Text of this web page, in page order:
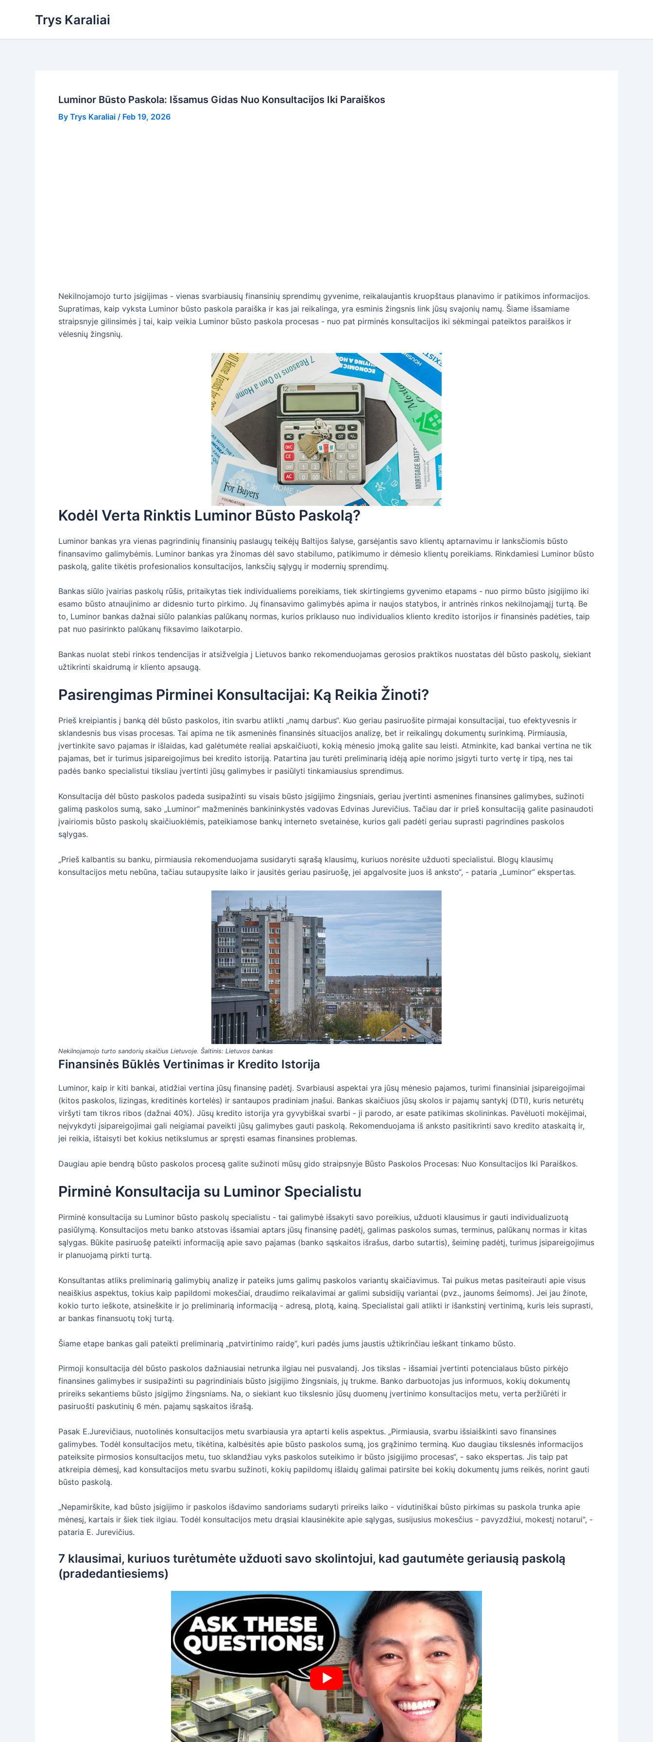
Trys Karaliai
Luminor Būsto Paskola: Išsamus Gidas Nuo Konsultacijos Iki Paraiškos
By Trys Karaliai / Feb 19, 2026
Nekilnojamojo turto įsigijimas - vienas svarbiausių finansinių sprendimų gyvenime, reikalaujantis kruopštaus planavimo ir patikimos informacijos.
Supratimas, kaip vyksta Luminor būsto paskola paraiška ir kas jai reikalinga, yra esminis žingsnis link jūsų svajonių namų. Šiame išsamiame
straipsnyje gilinsimės į tai, kaip veikia Luminor būsto paskola procesas - nuo pat pirminės konsultacijos iki sėkmingai pateiktos paraiškos ir
vėlesnių žingsnių.
Kodėl Verta Rinktis Luminor Būsto Paskolą?
Luminor bankas yra vienas pagrindinių finansinių paslaugų teikėjų Baltijos šalyse, garsėjantis savo klientų aptarnavimu ir lanksčiomis būsto
finansavimo galimybėmis. Luminor bankas yra žinomas dėl savo stabilumo, patikimumo ir dėmesio klientų poreikiams. Rinkdamiesi Luminor būsto
paskolą, galite tikėtis profesionalios konsultacijos, lanksčių sąlygų ir modernių sprendimų.
Bankas siūlo įvairias paskolų rūšis, pritaikytas tiek individualiems poreikiams, tiek skirtingiems gyvenimo etapams - nuo pirmo būsto įsigijimo iki
esamo būsto atnaujinimo ar didesnio turto pirkimo. Jų finansavimo galimybės apima ir naujos statybos, ir antrinės rinkos nekilnojamąjį turtą. Be
to, Luminor bankas dažnai siūlo palankias palūkanų normas, kurios priklauso nuo individualios kliento kredito istorijos ir finansinės padėties, taip
pat nuo pasirinkto palūkanų fiksavimo laikotarpio.
Bankas nuolat stebi rinkos tendencijas ir atsižvelgia į Lietuvos banko rekomenduojamas gerosios praktikos nuostatas dėl būsto paskolų, siekiant
užtikrinti skaidrumą ir kliento apsaugą.
Pasirengimas Pirminei Konsultacijai: Ką Reikia Žinoti?
Prieš kreipiantis į banką dėl būsto paskolos, itin svarbu atlikti „namų darbus“. Kuo geriau pasiruošite pirmajai konsultacijai, tuo efektyvesnis ir
sklandesnis bus visas procesas. Tai apima ne tik asmeninės finansinės situacijos analizę, bet ir reikalingų dokumentų surinkimą. Pirmiausia,
įvertinkite savo pajamas ir išlaidas, kad galėtumėte realiai apskaičiuoti, kokią mėnesio įmoką galite sau leisti. Atminkite, kad bankai vertina ne tik
pajamas, bet ir turimus įsipareigojimus bei kredito istoriją. Patartina jau turėti preliminarią idėją apie norimo įsigyti turto vertę ir tipą, nes tai
padės banko specialistui tiksliau įvertinti jūsų galimybes ir pasiūlyti tinkamiausius sprendimus.
Konsultacija dėl būsto paskolos padeda susipažinti su visais būsto įsigijimo žingsniais, geriau įvertinti asmenines finansines galimybes, sužinoti
galimą paskolos sumą, sako „Luminor“ mažmeninės bankininkystės vadovas Edvinas Jurevičius. Tačiau dar ir prieš konsultaciją galite pasinaudoti
įvairiomis būsto paskolų skaičiuoklėmis, pateikiamose bankų interneto svetainėse, kurios gali padėti geriau suprasti pagrindines paskolos
sąlygas.
„Prieš kalbantis su banku, pirmiausia rekomenduojama susidaryti sąrašą klausimų, kuriuos norėsite užduoti specialistui. Blogų klausimų
konsultacijos metu nebūna, tačiau sutaupysite laiko ir jausitės geriau pasiruošę, jei apgalvosite juos iš anksto“, - pataria „Luminor“ ekspertas.
Nekilnojamojo turto sandorių skaičius Lietuvoje. Šaltinis: Lietuvos bankas
Finansinės Būklės Vertinimas ir Kredito Istorija
Luminor, kaip ir kiti bankai, atidžiai vertina jūsų finansinę padėtį. Svarbiausi aspektai yra jūsų mėnesio pajamos, turimi finansiniai įsipareigojimai
(kitos paskolos, lizingas, kreditinės kortelės) ir santaupos pradiniam įnašui. Bankas skaičiuos jūsų skolos ir pajamų santykį (DTI), kuris neturėtų
viršyti tam tikros ribos (dažnai 40%). Jūsų kredito istorija yra gyvybiškai svarbi - ji parodo, ar esate patikimas skolininkas. Pavėluoti mokėjimai,
neįvykdyti įsipareigojimai gali neigiamai paveikti jūsų galimybes gauti paskolą. Rekomenduojama iš anksto pasitikrinti savo kredito ataskaitą ir,
jei reikia, ištaisyti bet kokius netikslumus ar spręsti esamas finansines problemas.
Daugiau apie bendrą būsto paskolos procesą galite sužinoti mūsų gido straipsnyje Būsto Paskolos Procesas: Nuo Konsultacijos Iki Paraiškos.
Pirminė Konsultacija su Luminor Specialistu
Pirminė konsultacija su Luminor būsto paskolų specialistu - tai galimybė išsakyti savo poreikius, užduoti klausimus ir gauti individualizuotą
pasiūlymą. Konsultacijos metu banko atstovas išsamiai aptars jūsų finansinę padėtį, galimas paskolos sumas, terminus, palūkanų normas ir kitas
sąlygas. Būkite pasiruošę pateikti informaciją apie savo pajamas (banko sąskaitos išrašus, darbo sutartis), šeiminę padėtį, turimus įsipareigojimus
ir planuojamą pirkti turtą.
Konsultantas atliks preliminarią galimybių analizę ir pateiks jums galimų paskolos variantų skaičiavimus. Tai puikus metas pasiteirauti apie visus
neaiškius aspektus, tokius kaip papildomi mokesčiai, draudimo reikalavimai ar galimi subsidijų variantai (pvz., jaunoms šeimoms). Jei jau žinote,
kokio turto ieškote, atsineškite ir jo preliminarią informaciją - adresą, plotą, kainą. Specialistai gali atlikti ir išankstinį vertinimą, kuris leis suprasti,
ar bankas finansuotų tokį turtą.
Šiame etape bankas gali pateikti preliminarią „patvirtinimo raidę“, kuri padės jums jaustis užtikrinčiau ieškant tinkamo būsto.
Pirmoji konsultacija dėl būsto paskolos dažniausiai netrunka ilgiau nei pusvalandį. Jos tikslas - išsamiai įvertinti potencialaus būsto pirkėjo
finansines galimybes ir susipažinti su pagrindiniais būsto įsigijimo žingsniais, jų trukme. Banko darbuotojas jus informuos, kokių dokumentų
prireiks sekantiems būsto įsigijmo žingsniams. Na, o siekiant kuo tikslesnio jūsų duomenų įvertinimo konsultacijos metu, verta peržiūrėti ir
pasiruošti paskutinių 6 mėn. pajamų sąskaitos išrašą.
Pasak E.Jurevičiaus, nuotolinės konsultacijos metu svarbiausia yra aptarti kelis aspektus. „Pirmiausia, svarbu išsiaiškinti savo finansines
galimybes. Todėl konsultacijos metu, tikėtina, kalbėsitės apie būsto paskolos sumą, jos grąžinimo terminą. Kuo daugiau tikslesnės informacijos
pateiksite pirmosios konsultacijos metu, tuo sklandžiau vyks paskolos suteikimo ir būsto įsigijimo procesas“, - sako ekspertas. Jis taip pat
atkreipia dėmesį, kad konsultacijos metu svarbu sužinoti, kokių papildomų išlaidų galimai patirsite bei kokių dokumentų jums reikės, norint gauti
būsto paskolą.
„Nepamirškite, kad būsto įsigijimo ir paskolos išdavimo sandoriams sudaryti prireiks laiko - vidutiniškai būsto pirkimas su paskola trunka apie
mėnesį, kartais ir šiek tiek ilgiau. Todėl konsultacijos metu drąsiai klausinėkite apie sąlygas, susijusius mokesčius - pavyzdžiui, mokestį notarui“, -
pataria E. Jurevičius.
7 klausimai, kuriuos turėtumėte užduoti savo skolintojui, kad gautumėte geriausią paskolą
(pradedantiesiems)